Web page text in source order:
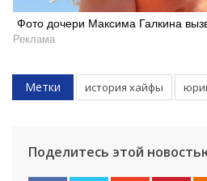
Фото дочери Максима Галкина
Реклама
Метки история хайфы
Поделитесь этой